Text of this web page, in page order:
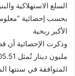
بحسب إحصائية
الأكبر ربحية